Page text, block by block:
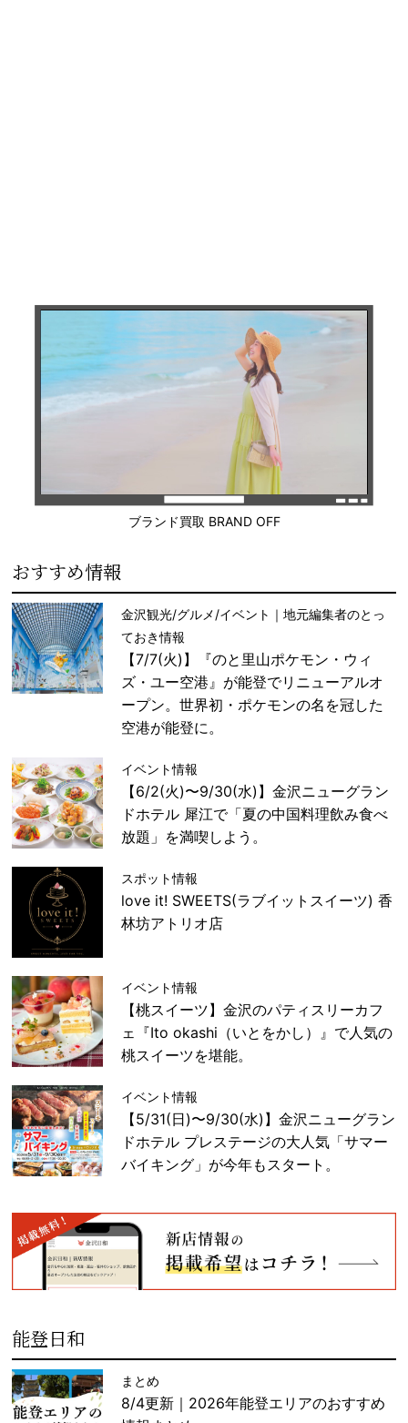
ブランド買取 BRAND OFF
おすすめ情報
金沢観光/グルメ/イベント｜地元編集者のとっ
ておき情報
【7/7(火)】『のと里山ポケモン・ウィ
ズ・ユー空港』が能登でリニューアルオ
ープン。世界初・ポケモンの名を冠した
空港が能登に。
イベント情報
【6/2(火)〜9/30(水)】金沢ニューグラン
ドホテル 犀江で「夏の中国料理飲み食べ
放題」を満喫しよう。
スポット情報
love it! SWEETS(ラブイットスイーツ) 香
林坊アトリオ店
イベント情報
【桃スイーツ】金沢のパティスリーカフ
ェ『Ito okashi（いとをかし）』で人気の
桃スイーツを堪能。
イベント情報
【5/31(日)〜9/30(水)】金沢ニューグラン
ドホテル プレステージの大人気「サマー
バイキング」が今年もスタート。
能登日和
まとめ
8/4更新｜2026年能登エリアのおすすめ